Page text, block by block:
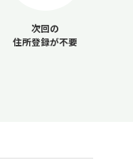
次回の
住所登録が不要